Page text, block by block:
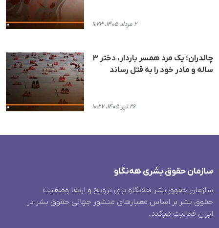
۲ مرداد ۱۴۰۵، ۱۱:۲۳
چالدران؛ یک مرد همسر باردار، دختر ۳
ساله و مادر خود را به قتل رساند
۲۶ تیر ۱۴۰۵، ۱۰:۲۷
سازمان حقوق بشری هەنگاو
سازمان حقوق بشر هه‌نگاو برای ترویج و ارتقا وضعیت
حقوق بشر بر اساس معیارهای منشور جهانی حقوق بشر در
ایران فعالیت میکند.